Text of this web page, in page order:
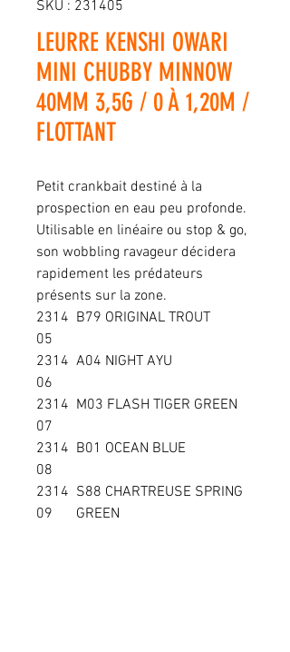
SKU : 231405
LEURRE KENSHI OWARI
MINI CHUBBY MINNOW
40MM 3,5G / 0 À 1,20M /
FLOTTANT
Petit crankbait destiné à la
prospection en eau peu profonde.
Utilisable en linéaire ou stop & go,
son wobbling ravageur décidera
rapidement les prédateurs
présents sur la zone.
2314
05
B79 ORIGINAL TROUT
2314
06
A04 NIGHT AYU
2314
07
M03 FLASH TIGER GREEN
2314
08
B01 OCEAN BLUE
2314
09
S88 CHARTREUSE SPRING
GREEN